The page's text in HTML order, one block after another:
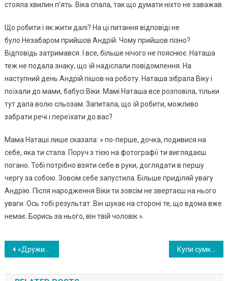
стояла хвилин п’ять. Віка спала, так що думати ніхто не заважав.
Що робити і як жити далі? На ці питання відповіді не
було.Незабаром прийшов Андрій. Чому прийшов пізно?
Відповідь затримався. І все, більше нічого не пояснює. Наташа
теж не подала знаку, що їй надіслали повідомлення. На
наступний день Андрій пішов на роботу. Наташа зібрала Віку і
поїхали до мами, бабусі Віки. Мамі Наташа все розповіла, тільки
тут дала волю сльозам. Запитала, що їй робити, можливо
забрати речі і переїхати до вас?
Мама Наташі лише сказала: » по-перше, дочка, подивися на
себе, яка ти стала. Поруч з тією на фотографії ти виглядаєш
погано. Тобі потрібно взяти себе в руки, доглядати в першу
чергу за собою. Зовсім себе запустила. Більше приділяй увагу
Андрію. Після народження Віки ти зовсім не звертаєш на нього
уваги. Ось тобі результат. Він шукає на стороні те, що вдома вже
немає. Борись за нього, він твій чоловік ».
Навигация
по
«Дружина подала на розлучення, вважаючи мене невдахою. Я не заперечував. Дочка, на щастя, залишилася зі мною ». Купи сумку, збирай свої речі і їдь до своєї матері ,а я куплю собі квартиру